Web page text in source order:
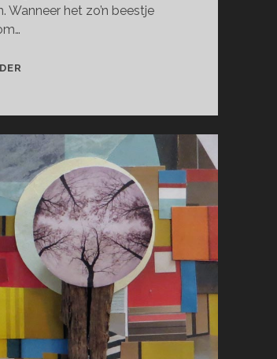
het zo’n beestje